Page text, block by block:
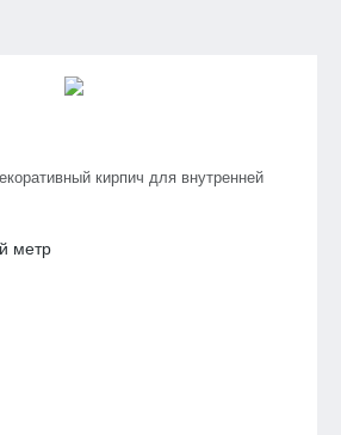
кирпич для внутренней
метр